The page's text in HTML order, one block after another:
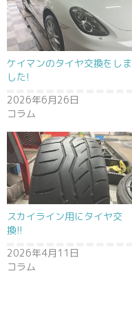
ケイマンのタイヤ交換をしま
した!
2026年6月26日
コラム
スカイライン用にタイヤ交
換!!
2026年4月11日
コラム